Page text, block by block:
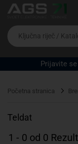
Ova postavka
cijene vašim
Da
biste
potražili
proizvod,
unesite
riječ,
EAN
serijski
Prijavite
Početna stranica
Teldat
1 - 0 od 0